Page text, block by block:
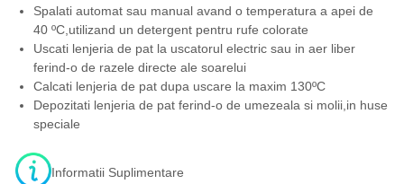
Spalati automat sau manual avand o temperatura a apei de
40 ºC,utilizand un detergent pentru rufe colorate
Uscati lenjeria de pat la uscatorul electric sau in aer liber
ferind-o de razele directe ale soarelui
Calcati lenjeria de pat dupa uscare la maxim 130ºC
Depozitati lenjeria de pat ferind-o de umezeala si molii,in huse
speciale
Informatii Suplimentare